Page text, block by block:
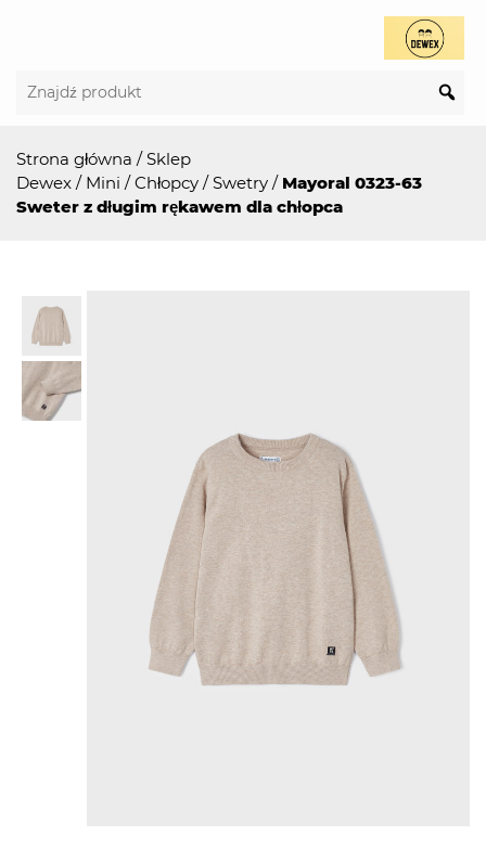
Strona główna /Sklep
Dewex / Mini /Chłopcy /Swetry / Mayoral 0323-63
Sweter z długim rękawem dla chłopca